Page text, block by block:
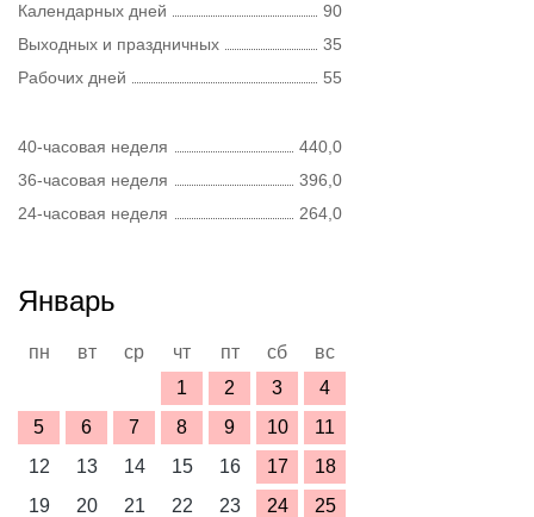
Календарных дней
90
Выходных и праздничных
35
Рабочих дней
55
40-часовая неделя
440,0
36-часовая неделя
396,0
24-часовая неделя
264,0
Январь
пн вт ср чт пт сб
вс
1
2 3
4
5
6 7 8 9 10
11
12
13 14 15 16 17
18
19
20 21 22 23 24
25